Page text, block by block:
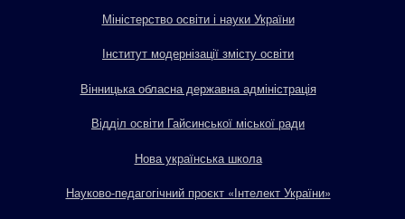
Міністерство освіти і науки України
Інститут модернізації змісту освіти
Вінницька обласна державна адміністрація
Відділ освіти Гайсинської міської ради
Нова українська школа
Науково-педагогічний проєкт «Інтелект України»